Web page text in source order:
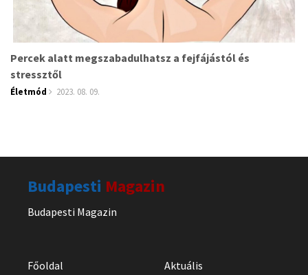
Percek alatt megszabadulhatsz a fejfájástól és
stressztől
Életmód 2023. 08. 09.
Budapesti Magazin
Budapesti Magazin
Főoldal
Aktuális